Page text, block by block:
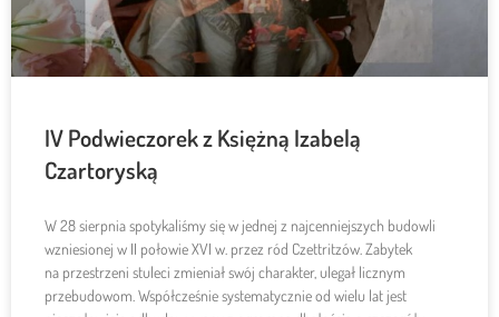
IV Podwieczorek z Księżną Izabelą
Czartoryską
W 28 sierpnia spotykaliśmy się w jednej z najcenniejszych budowli
wzniesionej w II połowie XVI w. przez ród Czettritzów. Zabytek
na przestrzeni stuleci zmieniał swój charakter, ulegał licznym
przebudowom. Współcześnie systematycznie od wielu lat jest